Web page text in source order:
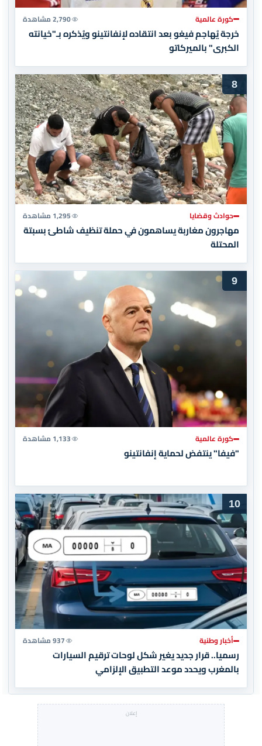
كورة عالمية 2,790 مشاهدة
خرجة يُهاجم فيغو بعد انتقاده لإنفانتينو ويُذكره بـ"خيانته
الكبرى" بالميركاتو
8
حوادث وقضايا 1,295 مشاهدة
مهاجرون مغاربة يساهمون في حملة تنظيف شاطئ بسبتة
المحتلة
9
كورة عالمية 1,133 مشاهدة
"فيفا" ينتفض لحماية إنفانتينو
10
أخبار وطنية 937 مشاهدة
رسميا.. قرار جديد يغير شكل لوحات ترقيم السيارات
بالمغرب ويحدد موعد التطبيق الإلزامي